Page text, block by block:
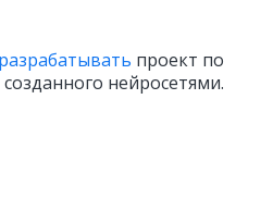
проект по
нейросетями.